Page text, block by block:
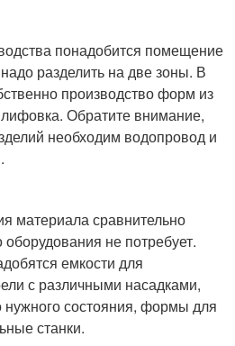
понадобится помещение
разделить на две зоны. В
производство форм из
Обратите внимание,
необходим водопровод и
материала сравнительно
не потребует.
емкости для
с различными насадками,
нужного состояния, формы для
станки.